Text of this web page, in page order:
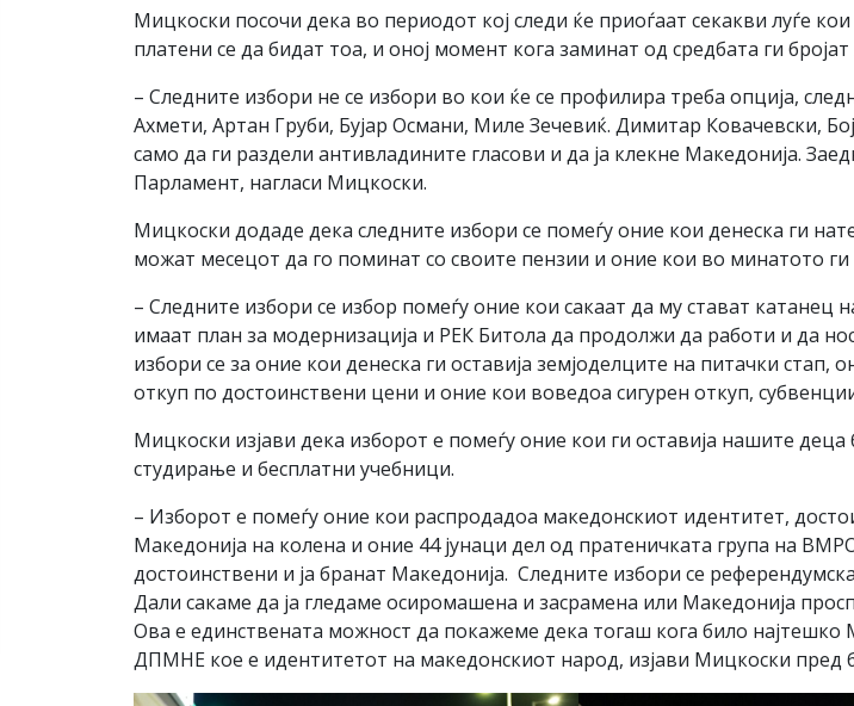
Мицкоски посочи дека во периодот кој следи ќе приоѓаат секакви луѓе
платени се да бидат тоа, и оној момент кога заминат од средбата ги
– Следните избори не се избори во кои ќе се профилира треба опција,
Ахмети, Артан Груби, Бујар Османи, Миле Зечевиќ. Димитар Ковачевски,
само да ги раздели антивладините гласови и да ја клекне Македонија.
Парламент, нагласи Мицкоски.
Мицкоски додаде дека следните избори се помеѓу оние кои денеска ги
можат месецот да го поминат со своите пензии и оние кои во минатото
– Следните избори се избор помеѓу оние кои сакаат да му стават катанец
имаат план за модернизација и РЕК Битола да продолжи да работи и да
избори се за оние кои денеска ги оставија земјоделците на питачки
откуп по достоинствени цени и оние кои воведоа сигурен откуп,
Мицкоски изјави дека изборот е помеѓу оние кои ги оставија нашите
студирање и бесплатни учебници.
– Изборот е помеѓу оние кои распродадоа македонскиот идентитет,
Македонија на колена и оние 44 јунаци дел од пратеничката група на
достоинствени и ја бранат Македонија. Следните избори се
Дали сакаме да ја гледаме осиромашена и засрамена или Македонија
Ова е единствената можност да покажеме дека тогаш кога било
ДПМНЕ кое е идентитетот на македонскиот народ, изјави Мицкоски пред